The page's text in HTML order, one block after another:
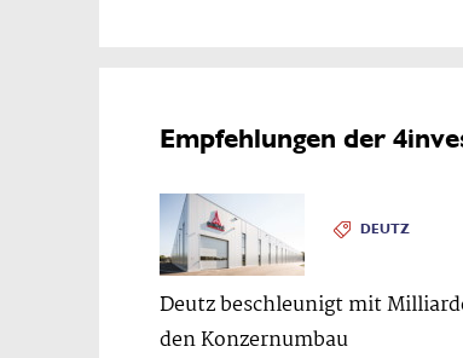
Empfehlungen der
DEUTZ
Deutz beschleunigt mit
den Konzernumbau